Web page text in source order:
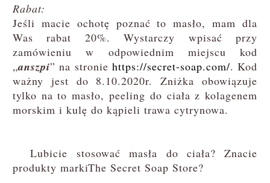
Rabat:
Jeśli macie ochotę poznać to masło, mam dla
Was rabat 20%. Wystarczy wpisać przy
zamówieniu w odpowiednim miejscu kod
„anszpi” na stronie https://secret-soap.com/. Kod
ważny jest do 8.10.2020r. Zniżka obowiązuje
tylko na to masło, peeling do ciała z kolagenem
morskim i kulę do kąpieli trawa cytrynowa.
Lubicie stosować masła do ciała? Znacie
produkty markiThe Secret Soap Store?